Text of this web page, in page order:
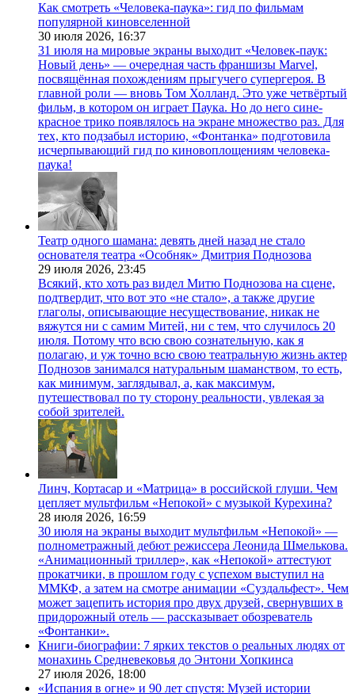
Как смотреть «Человека-паука»: гид по фильмам
популярной киновселенной
30 июля 2026, 16:37
31 июля на мировые экраны выходит «Человек-паук:
Новый день» — очередная часть франшизы Marvel,
посвящённая похождениям прыгучего супергероя. В
главной роли — вновь Том Холланд. Это уже четвёртый
фильм, в котором он играет Паука. Но до него сине-
красное трико появлялось на экране множество раз. Для
тех, кто подзабыл историю, «Фонтанка» подготовила
исчерпывающий гид по киновоплощениям человека-
паука!
Театр одного шамана: девять дней назад не стало
основателя театра «Особняк» Дмитрия Поднозова
29 июля 2026, 23:45
Всякий, кто хоть раз видел Митю Поднозова на сцене,
подтвердит, что вот это «не стало», а также другие
глаголы, описывающие несуществование, никак не
вяжутся ни с самим Митей, ни с тем, что случилось 20
июля. Потому что всю свою сознательную, как я
полагаю, и уж точно всю свою театральную жизнь актер
Поднозов занимался натуральным шаманством, то есть,
как минимум, заглядывал, а, как максимум,
путешествовал по ту сторону реальности, увлекая за
собой зрителей.
Линч, Кортасар и «Матрица» в российской глуши. Чем
цепляет мультфильм «Непокой» с музыкой Курехина?
28 июля 2026, 16:59
30 июля на экраны выходит мультфильм «Непокой» —
полнометражный дебют режиссера Леонида Шмелькова.
«Анимационный триллер», как «Непокой» аттестуют
прокатчики, в прошлом году с успехом выступил на
ММКФ, а затем на смотре анимации «Суздальфест». Чем
может зацепить история про двух друзей, свернувших в
придорожный отель — рассказывает обозреватель
«Фонтанки».
Книги-биографии: 7 ярких текстов о реальных людях от
монахинь Средневековья до Энтони Хопкинса
27 июля 2026, 18:00
«Испания в огне» и 90 лет спустя: Музей истории